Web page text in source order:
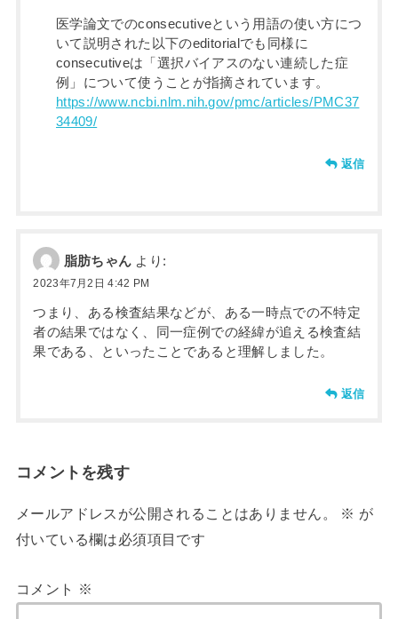
医学論文でのconsecutiveという用語の使い方につ
いて説明された以下のeditorialでも同様に
consecutiveは「選択バイアスのない連続した症
例」について使うことが指摘されています。
https://www.ncbi.nlm.nih.gov/pmc/articles/PMC37
34409/
返信
脂肪ちゃん より:
2023年7月2日 4:42 PM
つまり、ある検査結果などが、ある一時点での不特定
者の結果ではなく、同一症例での経緯が追える検査結
果である、といったことであると理解しました。
返信
コメントを残す
メールアドレスが公開されることはありません。 ※ が
付いている欄は必須項目です
コメント ※